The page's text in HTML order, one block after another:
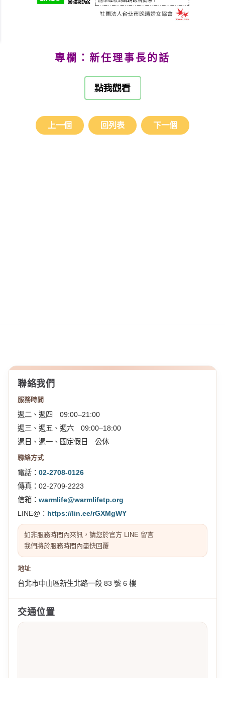
專欄：新任理事長的話
上一個 回列表 下一個
聯絡我們
服務時間
週二、週四 09:00–21:00
週三、週五、週六 09:00–18:00
週日、週一、國定假日 公休
聯絡方式
電話： 02-2708-0126
傳真：02-2709-2223
信箱： warmlife@warmlifetp.org
LINE@： https://lin.ee/rGXMgWY
如非服務時間內來訊，請您於官方 LINE 留言
我們將於服務時間內盡快回覆
地址
台北市中山區新生北路一段 83 號 6 樓
交通位置